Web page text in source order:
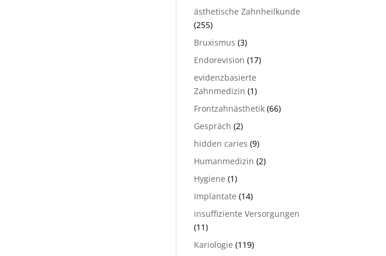
ästhetische Zahnheilkunde
(255)
Bruxismus (3)
Endorevision (17)
evidenzbasierte
Zahnmedizin (1)
Frontzahnästhetik (66)
Gespräch (2)
hidden caries (9)
Humanmedizin (2)
Hygiene (1)
Implantate (14)
insuffiziente Versorgungen
(11)
Kariologie (119)